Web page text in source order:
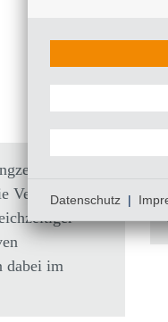
Verbesserung
dabei im
Datenschutz |